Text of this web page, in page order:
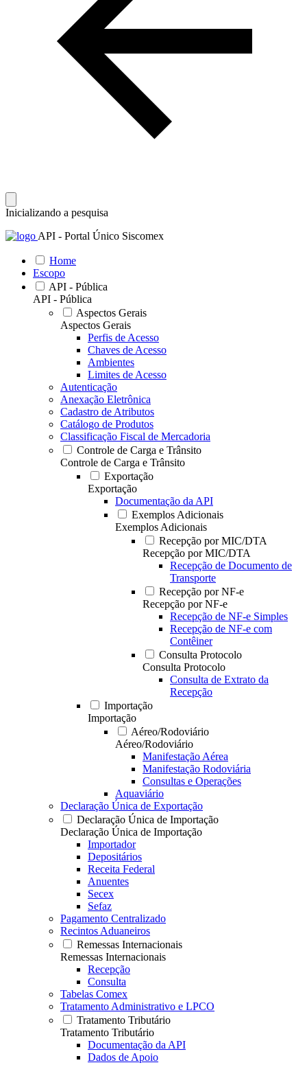
Inicializando a pesquisa
API - Portal Único Siscomex
Home
Escopo
API - Pública
API - Pública
Aspectos Gerais
Aspectos Gerais
Perfis de Acesso
Chaves de Acesso
Ambientes
Limites de Acesso
Autenticação
Anexação Eletrônica
Cadastro de Atributos
Catálogo de Produtos
Classificação Fiscal de Mercadoria
Controle de Carga e Trânsito
Controle de Carga e Trânsito
Exportação
Exportação
Documentação da API
Exemplos Adicionais
Exemplos Adicionais
Recepção por MIC/DTA
Recepção por MIC/DTA
Recepção de Documento de
Transporte
Recepção por NF-e
Recepção por NF-e
Recepção de NF-e Simples
Recepção de NF-e com
Contêiner
Consulta Protocolo
Consulta Protocolo
Consulta de Extrato da
Recepção
Importação
Importação
Aéreo/Rodoviário
Aéreo/Rodoviário
Manifestação Aérea
Manifestação Rodoviária
Consultas e Operações
Aquaviário
Declaração Única de Exportação
Declaração Única de Importação
Declaração Única de Importação
Importador
Depositários
Receita Federal
Anuentes
Secex
Sefaz
Pagamento Centralizado
Recintos Aduaneiros
Remessas Internacionais
Remessas Internacionais
Recepção
Consulta
Tabelas Comex
Tratamento Administrativo e LPCO
Tratamento Tributário
Tratamento Tributário
Documentação da API
Dados de Apoio